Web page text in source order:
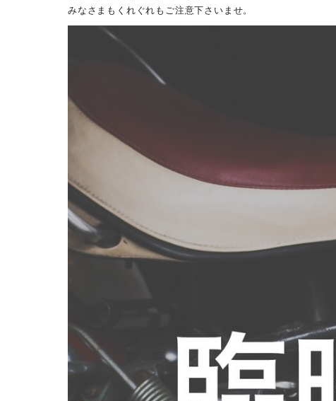
みなさまもくれぐれもご注意下さいませ。